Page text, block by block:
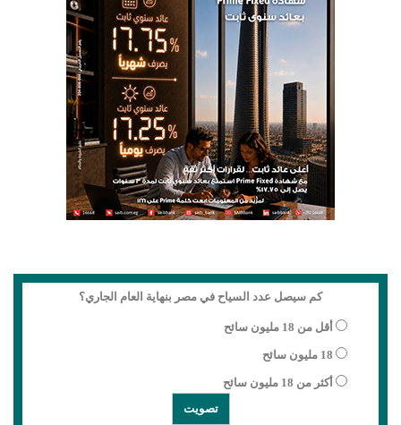
كم سيصل عدد السياح في مصر بنهاية العام الجاري؟
أقل من 18 مليون سائح
18 مليون سائح
أكثر من 18 مليون سائح